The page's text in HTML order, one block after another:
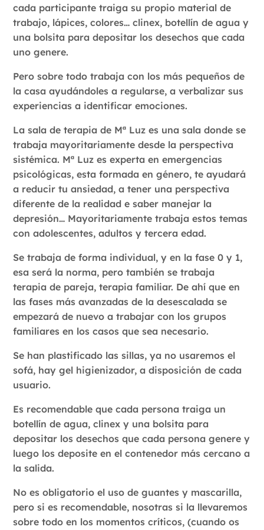
cada participante traiga su propio material de
trabajo, lápices, colores… clinex, botellín de agua y
una bolsita para depositar los desechos que cada
uno genere.
Pero sobre todo trabaja con los más pequeños de
la casa ayudándoles a regularse, a verbalizar sus
experiencias a identificar emociones.
La sala de terapia de Mª Luz es una sala donde se
trabaja mayoritariamente desde la perspectiva
sistémica. Mª Luz es experta en emergencias
psicológicas, esta formada en género, te ayudará
a reducir tu ansiedad, a tener una perspectiva
diferente de la realidad e saber manejar la
depresión… Mayoritariamente trabaja estos temas
con adolescentes, adultos y tercera edad.
Se trabaja de forma individual, y en la fase 0 y 1,
esa será la norma, pero también se trabaja
terapia de pareja, terapia familiar. De ahí que en
las fases más avanzadas de la desescalada se
empezará de nuevo a trabajar con los grupos
familiares en los casos que sea necesario.
Se han plastificado las sillas, ya no usaremos el
sofá, hay gel higienizador, a disposición de cada
usuario.
Es recomendable que cada persona traiga un
botellín de agua, clinex y una bolsita para
depositar los desechos que cada persona genere y
luego los deposite en el contenedor más cercano a
la salida.
No es obligatorio el uso de guantes y mascarilla,
pero si es recomendable, nosotras si la llevaremos
sobre todo en los momentos críticos, (cuando os